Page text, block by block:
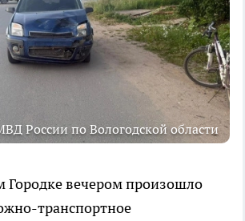
России по Вологодской области
Городке вечером произошло
транспортное